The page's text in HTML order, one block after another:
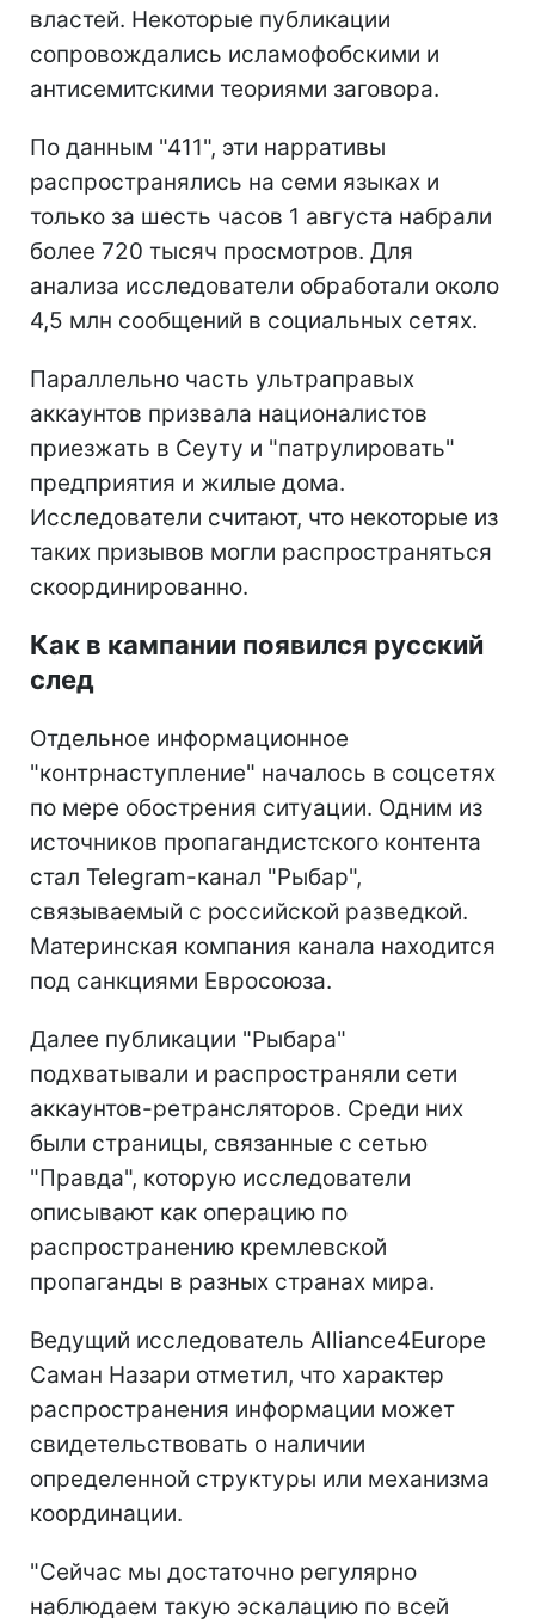
властей. Некоторые публикации
сопровождались исламофобскими и
антисемитскими теориями заговора.
По данным "411", эти нарративы
распространялись на семи языках и
только за шесть часов 1 августа набрали
более 720 тысяч просмотров. Для
анализа исследователи обработали около
4,5 млн сообщений в социальных сетях.
Параллельно часть ультраправых
аккаунтов призвала националистов
приезжать в Сеуту и "патрулировать"
предприятия и жилые дома.
Исследователи считают, что некоторые из
таких призывов могли распространяться
скоординированно.
Как в кампании появился русский
след
Отдельное информационное
"контрнаступление" началось в соцсетях
по мере обострения ситуации. Одним из
источников пропагандистского контента
стал Telegram-канал "Рыбар",
связываемый с российской разведкой.
Материнская компания канала находится
под санкциями Евросоюза.
Далее публикации "Рыбара"
подхватывали и распространяли сети
аккаунтов-ретрансляторов. Среди них
были страницы, связанные с сетью
"Правда", которую исследователи
описывают как операцию по
распространению кремлевской
пропаганды в разных странах мира.
Ведущий исследователь Alliance4Europe
Саман Назари отметил, что характер
распространения информации может
свидетельствовать о наличии
определенной структуры или механизма
координации.
"Сейчас мы достаточно регулярно
наблюдаем такую эскалацию по всей